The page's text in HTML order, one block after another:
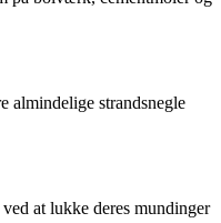
almindelige strandsnegle
at lukke deres mundinger